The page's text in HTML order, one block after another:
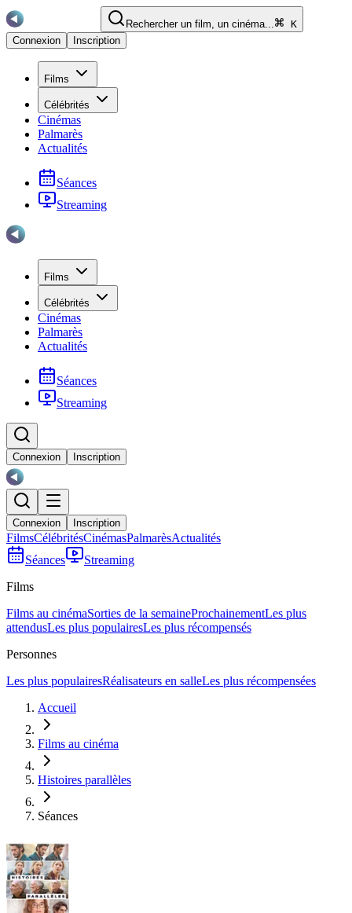
Rechercher un film, un cinéma...
K
Connexion
Inscription
Films
Célébrités
Cinémas
Palmarès
Actualités
Séances
Streaming
Films
Célébrités
Cinémas
Palmarès
Actualités
Séances
Streaming
Connexion Inscription
Connexion Inscription
FilmsCélébritésCinémasPalmarèsActualités
Séances
Streaming
Films
Films au cinémaSorties de la semaineProchainementLes plus
attendusLes plus populairesLes plus récompensés
Personnes
Les plus populairesRéalisateurs en salleLes plus récompensées
Accueil
Films au cinéma
Histoires parallèles
Séances